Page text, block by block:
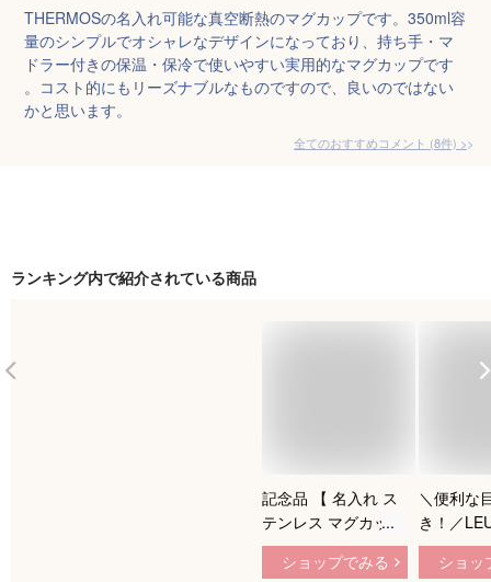
THERMOSの名入れ可能な真空断熱のマグカップです。350ml容
量のシンプルでオシャレなデザインになっており、持ち手・マ
ドラー付きの保温・保冷で使いやすい実用的なマグカップです
。コスト的にもリーズナブルなものですので、良いのではない
かと思います。
全てのおすすめコメント (8件) >
ランキング内で紹介されている商品
記念品 【 名入れ ス
テンレス マグカップ
300ml 】 推し活 周
年記念 誕生日 記念
ショップでみる
＼便利な
き！／
蓋付き 目
テンレ
ショッ